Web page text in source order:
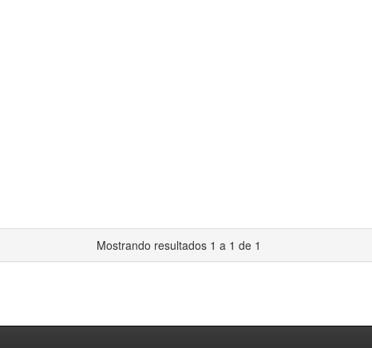
Mostrando resultados 1 a 1 de 1